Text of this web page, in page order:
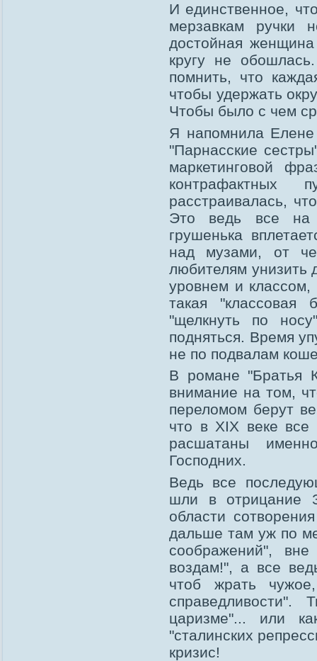
И единственное,
мерзавкам
достойная
кругу не
помнить, что
чтобы удержать
Чтобы было с чем
Я напомнила Елене
"Парнасские
маркетинговой
расстраивалась,
Это ведь все на
грушенька
над музами, от
любителям унизить
уровнем и классом,
такая
"щелкнуть по
подняться. Время
не по подвалам
В романе "Братья
внимание на том,
переломом берут
что в ХIХ веке все
расшатаны
Господних.
Ведь все
шли в отрицание
области
дальше там уж по
соображений",
воздам!", а все
чтоб жрать
справедливости".
царизме"... или
"сталинских
кризис!